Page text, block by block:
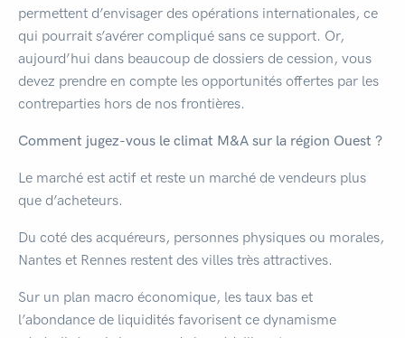
permettent d’envisager des opérations internationales, ce
qui pourrait s’avérer compliqué sans ce support. Or,
aujourd’hui dans beaucoup de dossiers de cession, vous
devez prendre en compte les opportunités offertes par les
contreparties hors de nos frontières.
Comment jugez-vous le climat M&A sur la région Ouest ?
Le marché est actif et reste un marché de vendeurs plus
que d’acheteurs.
Du coté des acquéreurs, personnes physiques ou morales,
Nantes et Rennes restent des villes très attractives.
Sur un plan macro économique, les taux bas et
l’abondance de liquidités favorisent ce dynamisme